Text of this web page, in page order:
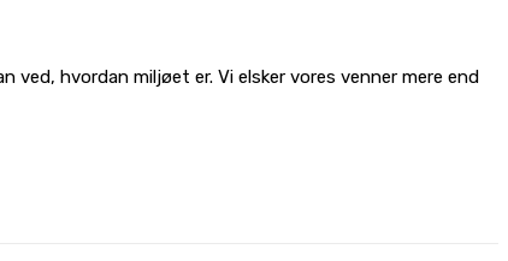
hvordan miljøet er. Vi elsker vores venner mere end